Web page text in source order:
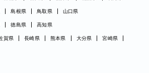
島根県 鳥取県 山口県
徳島県 高知県
賀県 長崎県 熊本県 大分県
宮崎県